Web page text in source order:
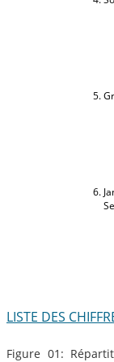
LISTE DES
Figure 01: